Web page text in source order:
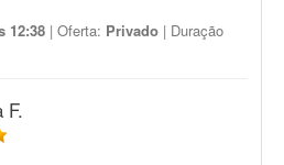
12:38 | Oferta: Privado | Duração
F.